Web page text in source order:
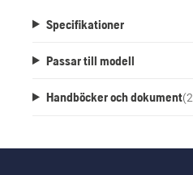
Specifikationer
Passar till modell
Handböcker och dokument(2